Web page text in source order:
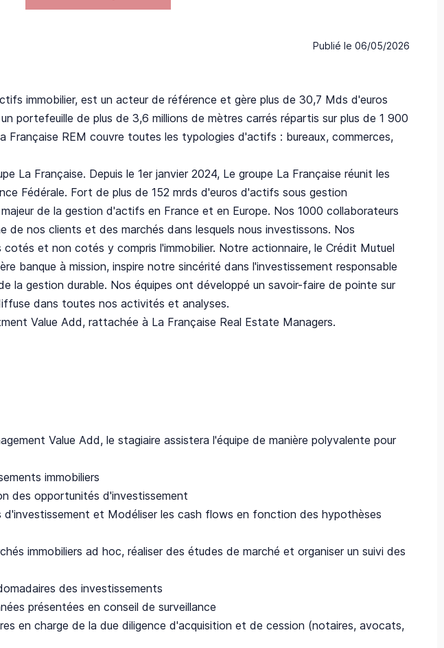
Publié le 06/05/2026
immobilier, est un acteur de référence et gère plus de 30,7 Mds d'euros
portefeuille de plus de 3,6 millions de mètres carrés répartis sur plus de 1 900
Française REM couvre toutes les typologies d'actifs : bureaux, commerces,
La Française. Depuis le 1er janvier 2024, Le groupe La Française réunit les
Fédérale. Fort de plus de 152 mrds d'euros d'actifs sous gestion
de la gestion d'actifs en France et en Europe. Nos 1000 collaborateurs
de nos clients et des marchés dans lesquels nous investissons. Nos
et non cotés y compris l'immobilier. Notre actionnaire, le Crédit Mutuel
banque à mission, inspire notre sincérité dans l'investissement responsable
la gestion durable. Nos équipes ont développé un savoir-faire de pointe sur
dans toutes nos activités et analyses.
Value Add, rattachée à La Française Real Estate Managers.
Value Add, le stagiaire assistera l'équipe de manière polyvalente pour
immobiliers
opportunités d'investissement
et Modéliser les cash flows en fonction des hypothèses
immobiliers ad hoc, réaliser des études de marché et organiser un suivi des
des investissements
présentées en conseil de surveillance
en charge de la due diligence d'acquisition et de cession (notaires, avocats,